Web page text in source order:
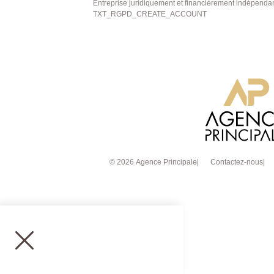
verdoyant et préservé, véritable écrin de
01.30.06.69.69 (Julie GOUMAIN agent
Entreprise juridiquement et financièrement
TXT_RGPD_CREATE_ACCOUNT
© 2026 Agence Principale Contactez-nous